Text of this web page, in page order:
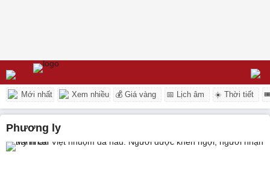
Mới nhất Xem nhiều 💰 Giá vàng 📅 Lịch âm ☀️ Thời tiết
phương ly